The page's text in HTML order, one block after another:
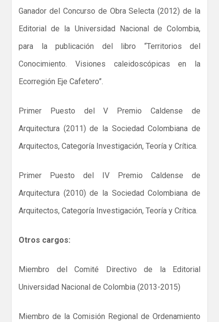
Ganador del Concurso de Obra Selecta (2012) de la
Editorial de la Universidad Nacional de Colombia,
para la publicación del libro “Territorios del
Conocimiento. Visiones caleidoscópicas en la
Ecorregión Eje Cafetero”.
Primer Puesto del V Premio Caldense de
Arquitectura (2011) de la Sociedad Colombiana de
Arquitectos, Categoría Investigación, Teoría y Crítica.
Primer Puesto del IV Premio Caldense de
Arquitectura (2010) de la Sociedad Colombiana de
Arquitectos, Categoría Investigación, Teoría y Crítica.
Otros cargos:
Miembro del Comité Directivo de la Editorial
Universidad Nacional de Colombia (2013-2015)
Miembro de la Comisión Regional de Ordenamiento